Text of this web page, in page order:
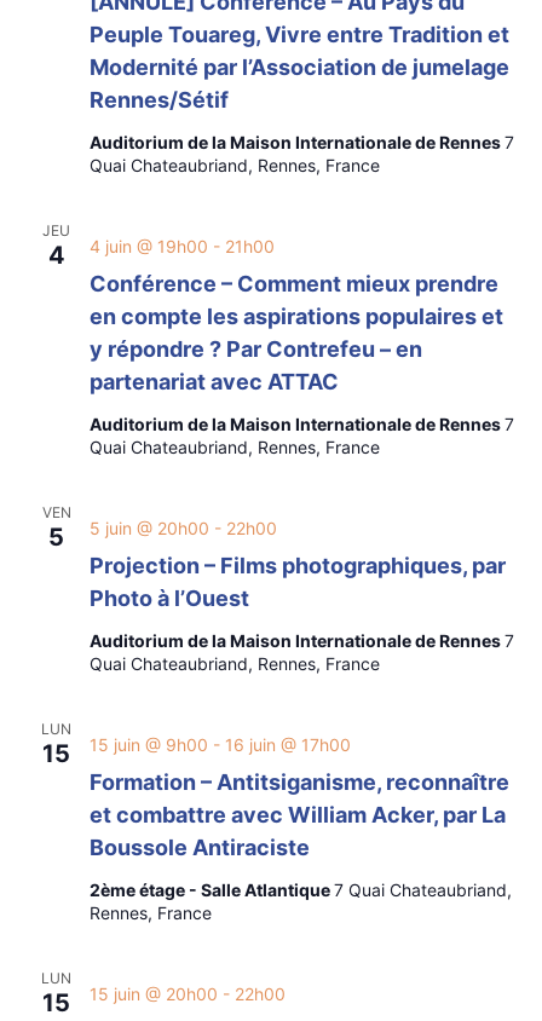
Peuple Touareg, Vivre entre Tradition et
Modernité par l’Association de jumelage
Rennes/Sétif
Auditorium de la Maison Internationale de Rennes7
Quai Chateaubriand, Rennes, France
JEU
4
Conférence – Comment mieux prendre
en compte les aspirations populaires et
y répondre ? Par Contrefeu – en
partenariat avec ATTAC
4 juin @ 19h00 - 21h00
Auditorium de la Maison Internationale de Rennes7
Quai Chateaubriand, Rennes, France
VEN
5
Projection – Films photographiques, par
Photo à l’Ouest
5 juin @ 20h00 - 22h00
Auditorium de la Maison Internationale de Rennes7
Quai Chateaubriand, Rennes, France
LUN
15
Formation – Antitsiganisme, reconnaître
et combattre avec William Acker, par La
Boussole Antiraciste
15 juin @ 9h00 - 16 juin @ 17h00
2ème étage - Salle Atlantique7 Quai Chateaubriand,
Rennes, France
LUN
15 15 juin @ 20h00 - 22h00